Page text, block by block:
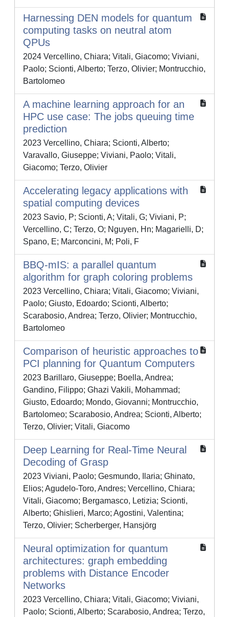
Harnessing DEN models for quantum
computing tasks on neutral atom
QPUs
2024 Vercellino, Chiara; Vitali, Giacomo; Viviani,
Paolo; Scionti, Alberto; Terzo, Olivier; Montrucchio,
Bartolomeo
A machine learning approach for an
HPC use case: The jobs queuing time
prediction
2023 Vercellino, Chiara; Scionti, Alberto;
Varavallo, Giuseppe; Viviani, Paolo; Vitali,
Giacomo; Terzo, Olivier
Accelerating legacy applications with
spatial computing devices
2023 Savio, P; Scionti, A; Vitali, G; Viviani, P;
Vercellino, C; Terzo, O; Nguyen, Hn; Magarielli, D;
Spano, E; Marconcini, M; Poli, F
BBQ-mIS: a parallel quantum
algorithm for graph coloring problems
2023 Vercellino, Chiara; Vitali, Giacomo; Viviani,
Paolo; Giusto, Edoardo; Scionti, Alberto;
Scarabosio, Andrea; Terzo, Olivier; Montrucchio,
Bartolomeo
Comparison of heuristic approaches to
PCI planning for Quantum Computers
2023 Barillaro, Giuseppe; Boella, Andrea;
Gandino, Filippo; Ghazi Vakili, Mohammad;
Giusto, Edoardo; Mondo, Giovanni; Montrucchio,
Bartolomeo; Scarabosio, Andrea; Scionti, Alberto;
Terzo, Olivier; Vitali, Giacomo
Deep Learning for Real-Time Neural
Decoding of Grasp
2023 Viviani, Paolo; Gesmundo, Ilaria; Ghinato,
Elios; Agudelo-Toro, Andres; Vercellino, Chiara;
Vitali, Giacomo; Bergamasco, Letizia; Scionti,
Alberto; Ghislieri, Marco; Agostini, Valentina;
Terzo, Olivier; Scherberger, Hansjörg
Neural optimization for quantum
architectures: graph embedding
problems with Distance Encoder
Networks
2023 Vercellino, Chiara; Vitali, Giacomo; Viviani,
Paolo; Scionti, Alberto; Scarabosio, Andrea; Terzo,